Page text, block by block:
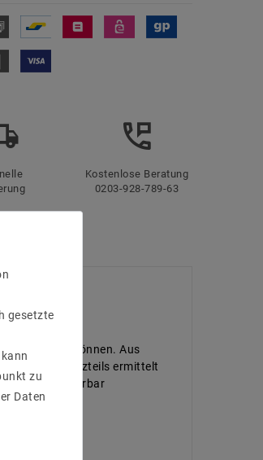
Kostenlose Beratung
0203-928-789-63
werden können. Aus
Netzteils ermittelt
Meter erweiterbar
gesetzte
zu
Daten